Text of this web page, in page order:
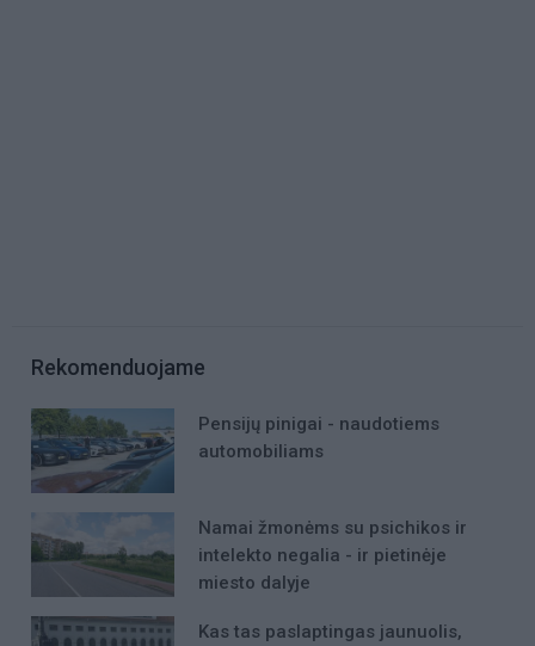
Rekomenduojame
Pensijų pinigai - naudotiems
automobiliams
Namai žmonėms su psichikos ir
intelekto negalia - ir pietinėje
miesto dalyje
Kas tas paslaptingas jaunuolis,